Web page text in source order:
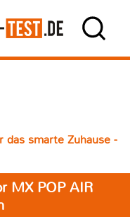
das smarte Zuhause -
MX POP AIR